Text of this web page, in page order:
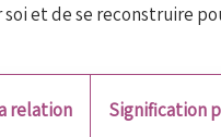
et de se reconstruire
relation Signification